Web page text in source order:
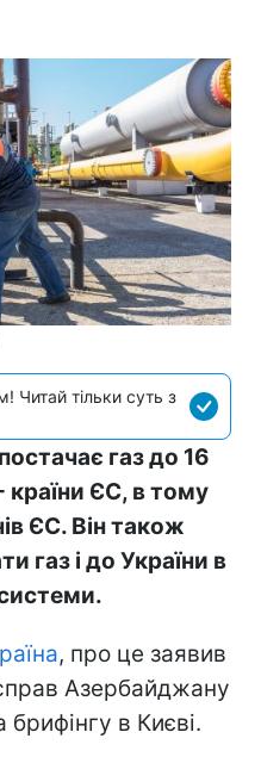
Читай тільки суть з
газ до 16
країни ЄС, в тому
ЄС. Він також
газ і до України в
, про це заявив
Азербайджану
в Києві.